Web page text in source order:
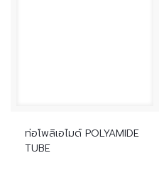
ท่อโพลิเอไมด์ POLYAMIDE
TUBE